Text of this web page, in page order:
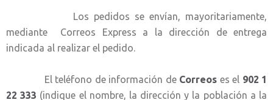
Los pedidos se envían, mayoritariamente,
mediante Correos Express a la dirección de entrega
indicada al realizar el pedido.
El teléfono de información de Correos es el 902 1
22 333 (indique el nombre, la dirección y la población a la